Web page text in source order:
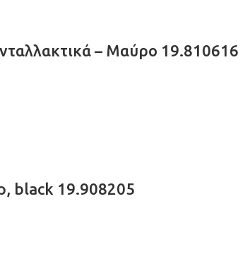
– Μαύρο 19.810616
black 19.908205